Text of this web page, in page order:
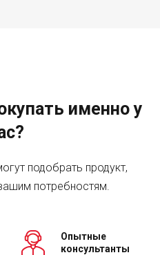
именно у
подобрать продукт,
потребностям.
Опытные
консультанты